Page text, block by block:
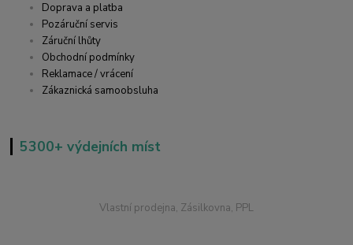
Doprava a platba
Pozáruční servis
Záruční lhůty
Obchodní podmínky
Reklamace / vrácení
Zákaznická samoobsluha
5300+ výdejních míst
Vlastní prodejna, Zásilkovna, PPL